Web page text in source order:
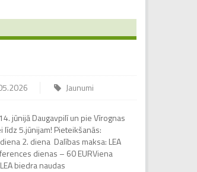
Jaunumi
jūnijā Daugavpilī un pie Vīrognas
līdz 5.jūnijam! Pieteikšanās:
2. diena Dalības maksa: LEA
dienas – 60 EURViena
biedra naudas